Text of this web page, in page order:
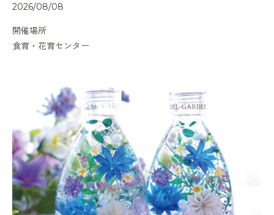
2026/08/08
開催場所
食育・花育センター